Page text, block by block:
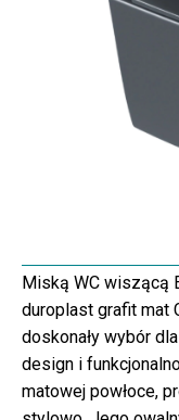
Miską WC wiszącą
duroplast grafit mat
doskonały wybór
design i
matowej powłoce,